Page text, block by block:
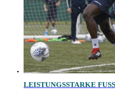
LEISTUNGSSTARKE